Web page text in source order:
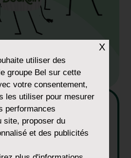
X
utiliser des
groupe Bel sur cette
votre consentement,
les utiliser pour mesurer
performances
site, proposer du
et des publicités